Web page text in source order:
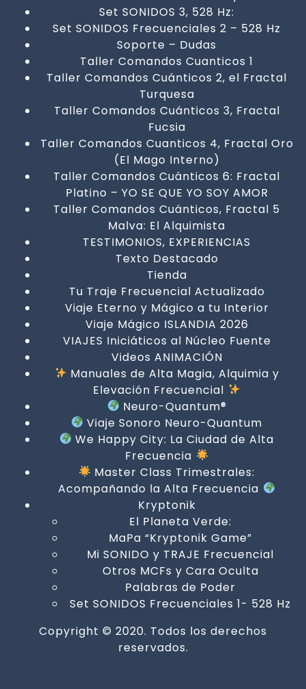
Set SONIDOS 3, 528 Hz:
Set SONIDOS Frecuenciales 2 – 528 Hz
Soporte – Dudas
Taller Comandos Cuanticos 1
Taller Comandos Cuánticos 2, el Fractal
Turquesa
Taller Comandos Cuánticos 3, Fractal
Fucsia
Taller Comandos Cuanticos 4, Fractal Oro
(El Mago Interno)
Taller Comandos Cuánticos 6: Fractal
Platino – YO SE QUE YO SOY AMOR
Taller Comandos Cuánticos, Fractal 5
Malva: El Alquimista
TESTIMONIOS, EXPERIENCIAS
Texto Destacado
Tienda
Tu Traje Frecuencial Actualizado
Viaje Eterno y Mágico a tu Interior
Viaje Mágico ISLANDIA 2026
VIAJES Iniciáticos al Núcleo Fuente
Videos ANIMACIÓN
Manuales de Alta Magia, Alquimia y
Elevación Frecuencial
Neuro-Quantum®
Viaje Sonoro Neuro-Quantum
We Happy City: La Ciudad de Alta
Frecuencia
Master Class Trimestrales:
Acompañando la Alta Frecuencia
Kryptonik
El Planeta Verde:
MaPa “Kryptonik Game”
Mi SONIDO y TRAJE Frecuencial
Otros MCFs y Cara Oculta
Palabras de Poder
Set SONIDOS Frecuenciales 1- 528 Hz
Copyright © 2020. Todos los derechos
reservados.